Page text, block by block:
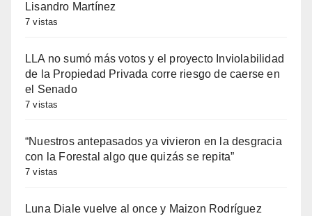
Lisandro Martínez
7 vistas
LLA no sumó más votos y el proyecto Inviolabilidad
de la Propiedad Privada corre riesgo de caerse en
el Senado
7 vistas
“Nuestros antepasados ya vivieron en la desgracia
con la Forestal algo que quizás se repita”
7 vistas
Luna Diale vuelve al once y Maizon Rodríguez